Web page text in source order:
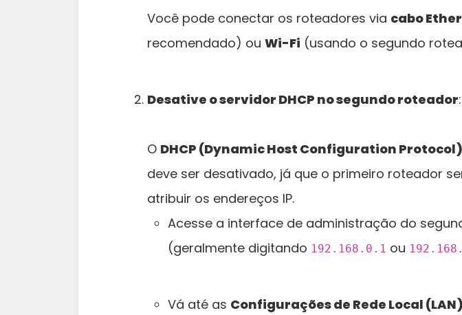
Você pode conectar os roteadores via cabo
recomendado) ou Wi-Fi (usando o segundo
Desative o servidor DHCP no segundo roteador:
O DHCP (Dynamic Host Configuration Protocol)
deve ser desativado, já que o primeiro roteador
atribuir os endereços IP.
Acesse a interface de administração do
(geralmente digitando 192.168.0.1 ou
Vá até as Configurações de Rede Local (LAN)